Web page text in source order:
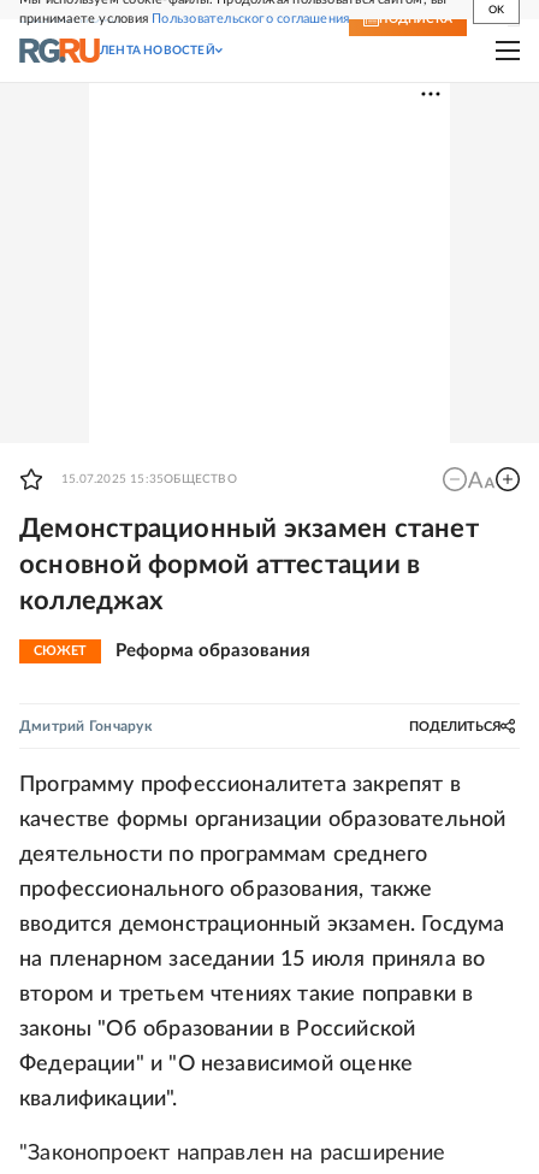
принимаете условия Пользовательского соглашения
OK
СВЕЖИЙ НОМЕР ПОДПИСКА
ЛЕНТА НОВОСТЕЙ
15.07.2025 15:35ОБЩЕСТВО
Демонстрационный экзамен станет
основной формой аттестации в
колледжах
СЮЖЕТ Реформа образования
Дмитрий Гончарук ПОДЕЛИТЬСЯ
Программу профессионалитета закрепят в
качестве формы организации образовательной
деятельности по программам среднего
профессионального образования, также
вводится демонстрационный экзамен. Госдума
на пленарном заседании 15 июля приняла во
втором и третьем чтениях такие поправки в
законы "Об образовании в Российской
Федерации" и "О независимой оценке
квалификации".
"Законопроект направлен на расширение